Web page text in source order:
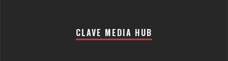
CLAVE MEDIA HUB